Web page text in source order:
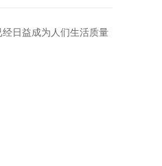
日益成为人们生活质量